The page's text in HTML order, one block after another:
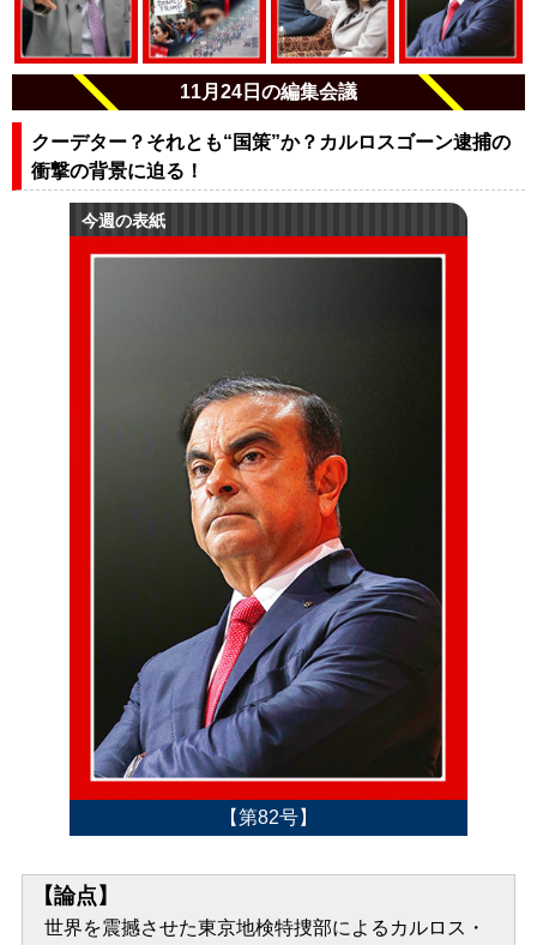
11月24日の編集会議
クーデター？それとも“国策”か？カルロスゴーン逮捕の
衝撃の背景に迫る！
今週の表紙
【第82号】
【論点】
世界を震撼させた東京地検特捜部によるカルロス・